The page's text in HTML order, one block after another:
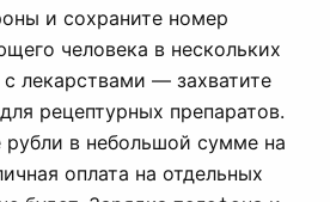
и сохраните номер
человека в нескольких
лекарствами — захватите
рецептурных препаратов.
рубли в небольшой сумме на
оплата на отдельных